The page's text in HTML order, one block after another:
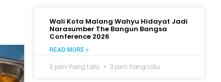
Wali Kota Malang Wahyu Hidayat Jadi
Narasumber The Bangun Bangsa
Conference 2026
READ MORE »
3 jam Yang Lalu 3 jam Yang Lalu